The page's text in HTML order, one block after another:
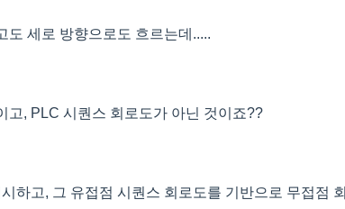
도 세로 방향으로도 흐르는데.....
고, PLC 시퀀스 회로도가 아닌 것이죠??
하고, 그 유접점 시퀀스 회로도를 기반으로 무접점 회